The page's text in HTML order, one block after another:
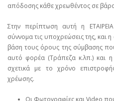
απόδοσης κάθε χρεωθέντος σε
Στην περίπτωση αυτή η
σύννομα τις υποχρεώσεις της, και
βάση τους όρους της σύμβασης
αυτό φορέα (Τράπεζα κ.λπ.) και η
σχετικά με το χρόνο
χρέωσης.
Οι Φωτογραφίες και Video